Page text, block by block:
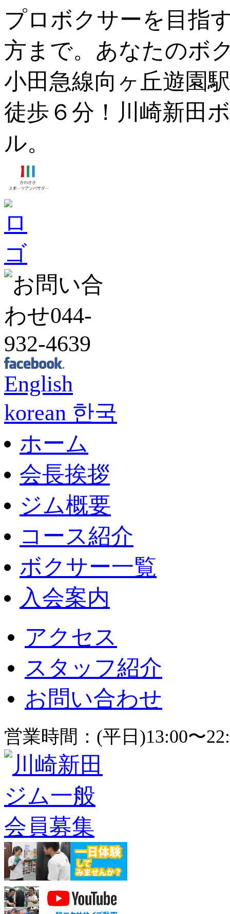
プロボクサーを目指
方まで。あなたのボ
小田急線向ヶ丘遊園
徒歩６分！川崎新田
ル。
English
korean 한국
ホーム
会長挨拶
ジム概要
コース紹介
ボクサー一覧
入会案内
アクセス
スタッフ紹介
お問い合わせ
営業時間：(平日)13:00〜